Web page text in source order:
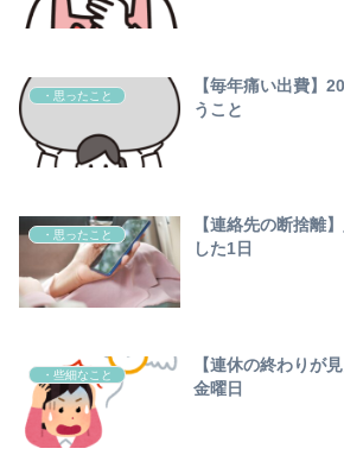
・思ったこと
【毎年痛い出費】
うこと
・思ったこと
【連絡先の断捨離
した1日
・些細なこと
【連休の終わりが
金曜日